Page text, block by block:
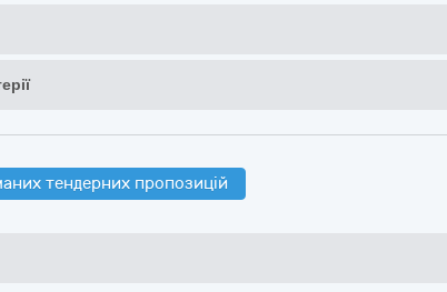
тендерних пропозицій